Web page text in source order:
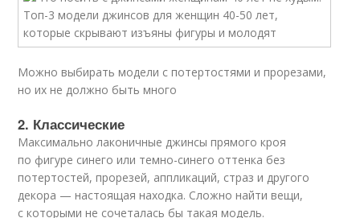
Можно выбирать модели с потертостями и прорезами,
но их не должно быть много
2. Классические
Максимально лаконичные джинсы прямого кроя
по фигуре синего или темно-синего оттенка без
потертостей, прорезей, аппликаций, страз и другого
декора — настоящая находка. Сложно найти вещи,
с которыми не сочеталась бы такая модель.